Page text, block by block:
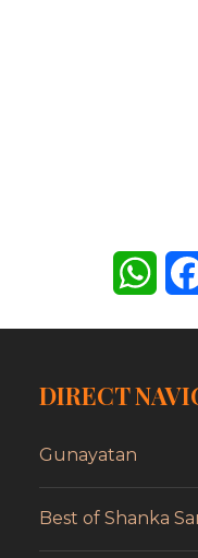
DIRECT
Gunayatan
Best of Shanka